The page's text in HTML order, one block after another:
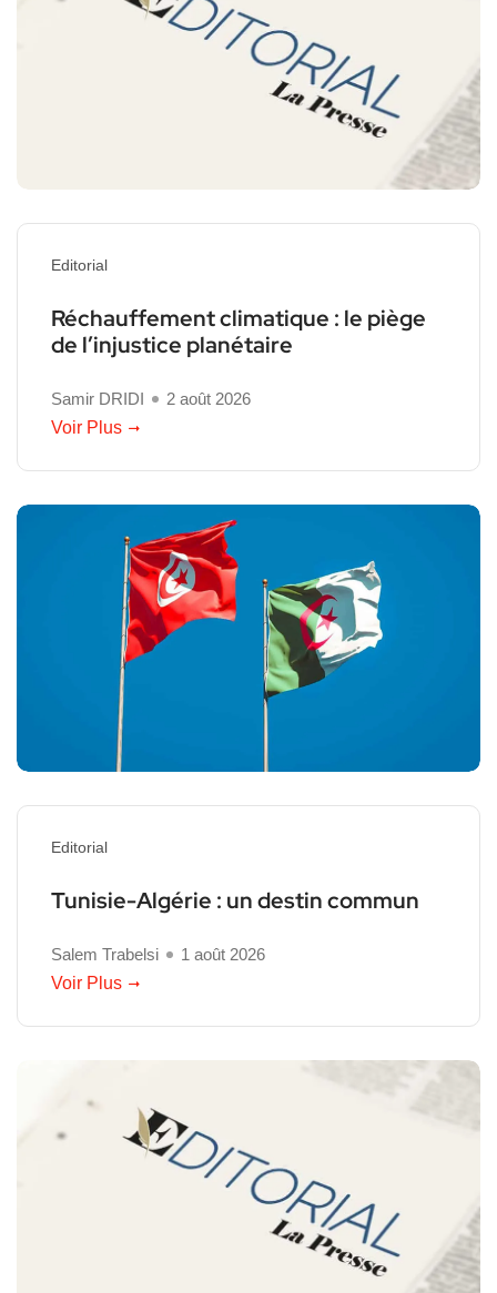
Editorial
Réchauffement climatique : le piège
de l’injustice planétaire
Samir DRIDI
2 août 2026
Voir Plus
Editorial
Tunisie-Algérie : un destin commun
Salem Trabelsi
1 août 2026
Voir Plus